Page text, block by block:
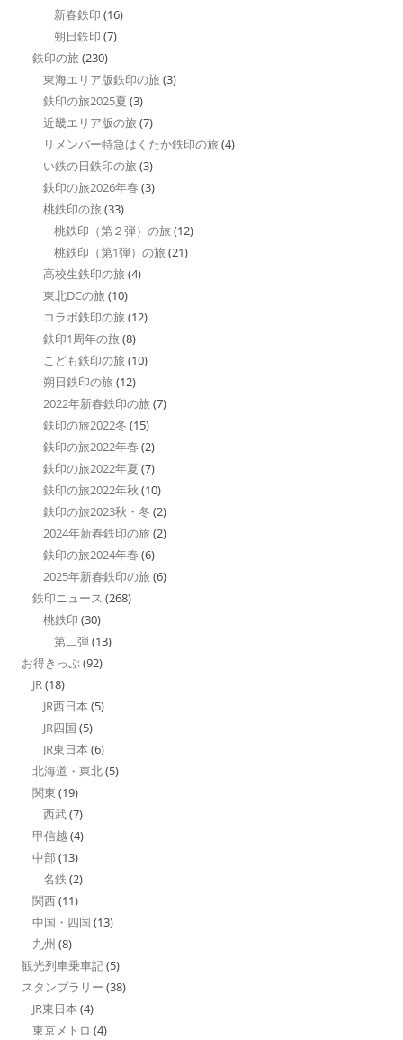
新春鉄印 (16)
朔日鉄印 (7)
鉄印の旅 (230)
東海エリア版鉄印の旅 (3)
鉄印の旅2025夏 (3)
近畿エリア版の旅 (7)
リメンバー特急はくたか鉄印の旅 (4)
い鉄の日鉄印の旅 (3)
鉄印の旅2026年春 (3)
桃鉄印の旅 (33)
桃鉄印（第２弾）の旅 (12)
桃鉄印（第1弾）の旅 (21)
高校生鉄印の旅 (4)
東北DCの旅 (10)
コラボ鉄印の旅 (12)
鉄印1周年の旅 (8)
こども鉄印の旅 (10)
朔日鉄印の旅 (12)
2022年新春鉄印の旅 (7)
鉄印の旅2022冬 (15)
鉄印の旅2022年春 (2)
鉄印の旅2022年夏 (7)
鉄印の旅2022年秋 (10)
鉄印の旅2023秋・冬 (2)
2024年新春鉄印の旅 (2)
鉄印の旅2024年春 (6)
2025年新春鉄印の旅 (6)
鉄印ニュース (268)
桃鉄印 (30)
第二弾(13)
お得きっぷ(92)
JR(18)
JR西日本 (5)
JR四国 (5)
JR東日本 (6)
北海道・東北(5)
関東 (19)
西武(7)
甲信越 (4)
中部 (13)
名鉄 (2)
関西(11)
中国・四国 (13)
九州 (8)
観光列車乗車記(5)
スタンプラリー (38)
JR東日本 (4)
東京メトロ (4)